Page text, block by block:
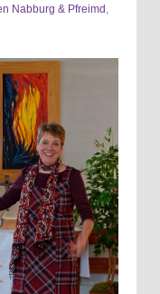
Nabburg & Pfreimd,